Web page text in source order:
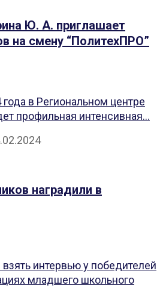
Ю. А. приглашает
на смену “ПолитехПРО”
в Региональном центре
профильная интенсивная...
наградили в
интервью у победителей
младшего школьного